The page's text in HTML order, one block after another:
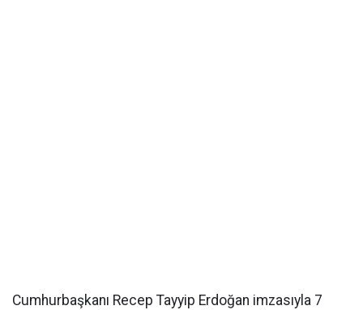
Cumhurbaşkanı Recep Tayyip Erdoğan imzasıyla 7